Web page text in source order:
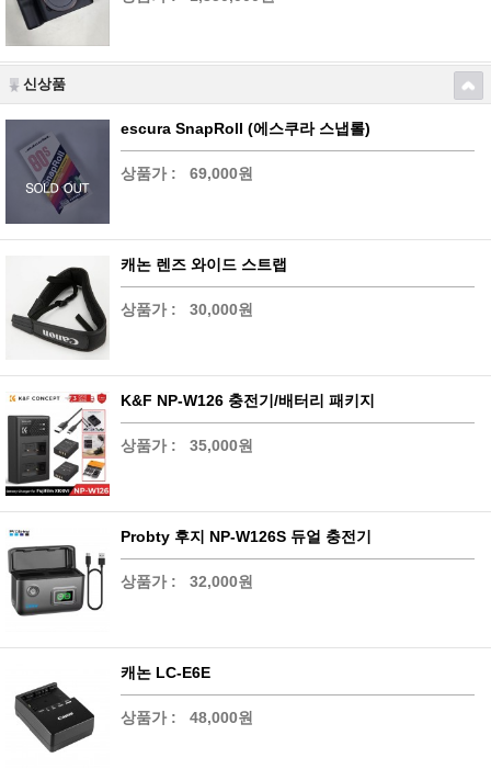
신상품
escura SnapRoll (에스쿠라 스냅롤)
상품가 : 69,000원
캐논 렌즈 와이드 스트랩
상품가 : 30,000원
K&F NP-W126 충전기/배터리 패키지
상품가 : 35,000원
Probty 후지 NP-W126S 듀얼 충전기
상품가 : 32,000원
캐논 LC-E6E
상품가 : 48,000원